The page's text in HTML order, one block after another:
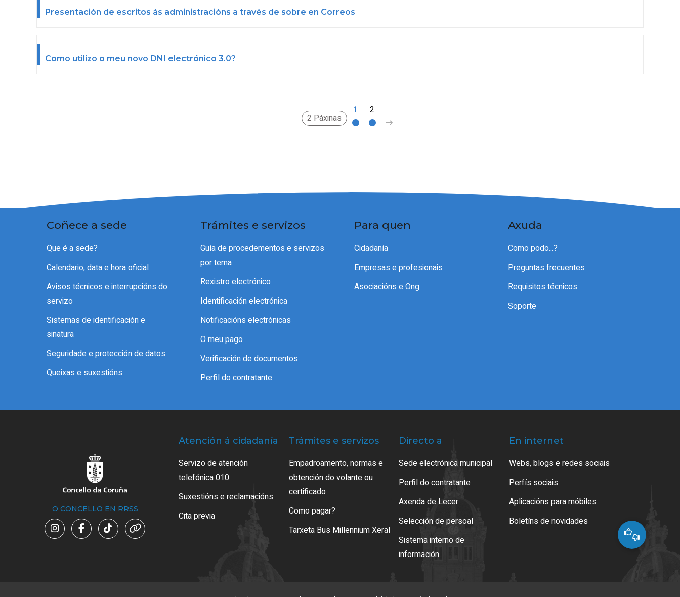
Presentación de escritos ás administracións a través de sobre en Correos
Como utilizo o meu novo DNI electrónico 3.0?
2 Páxinas
1 2
Coñece a sede
Que é a sede?
Calendario, data e hora oficial
Avisos técnicos e interrupcións do
servizo
Sistemas de identificación e
sinatura
Seguridade e protección de datos
Queixas e suxestións
Trámites e servizos
Guía de procedementos e servizos
por tema
Rexistro electrónico
Identificación electrónica
Notificacións electrónicas
O meu pago
Verificación de documentos
Perfil do contratante
Para quen
Cidadanía
Empresas e profesionais
Asociacións e Ong
Axuda
Como podo...?
Preguntas frecuentes
Requisitos técnicos
Soporte
O CONCELLO EN RRSS
Atención á cidadanía
Servizo de atención
telefónica 010
Suxestións e reclamacións
Cita previa
Trámites e servizos
Empadroamento, normas e
obtención do volante ou
certificado
Como pagar?
Tarxeta Bus Millennium Xeral
Directo a
Sede electrónica municipal
Perfil do contratante
Axenda de Lecer
Selección de persoal
Sistema interno de
información
En internet
Webs, blogs e redes sociais
Perfís sociais
Aplicacións para móbiles
Boletíns de novidades